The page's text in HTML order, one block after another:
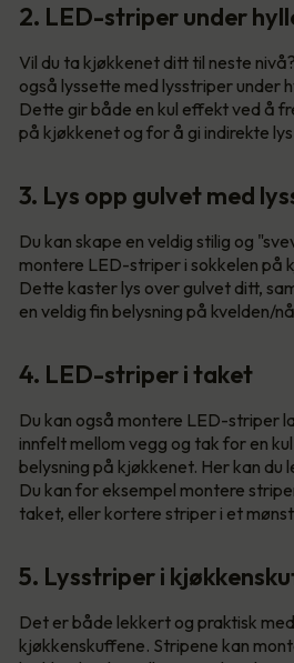
2. LED-striper under
Vil du ta kjøkkenet ditt til neste
også lyssette med lysstriper under
Dette gir både en kul effekt ved å
på kjøkkenet og for å gi indirekte
3. Lys opp gulvet med
Du kan skape en veldig stilig og
montere LED-striper i sokkelen på
Dette kaster lys over gulvet ditt,
en veldig fin belysning på kvelden/
4. LED-striper i taket
Du kan også montere LED-striper
innfelt mellom vegg og tak for en
belysning på kjøkkenet. Her kan du
Du kan for eksempel montere
taket, eller kortere striper i et
5. Lysstriper i
Det er både lekkert og praktisk
kjøkkenskuffene. Stripene kan